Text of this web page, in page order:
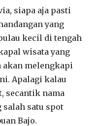
siapa aja pasti
yang
kecil di tengah
wisata yang
akan melengkapi
Apalagi kalau
secantik nama
salah satu spot
Bajo.